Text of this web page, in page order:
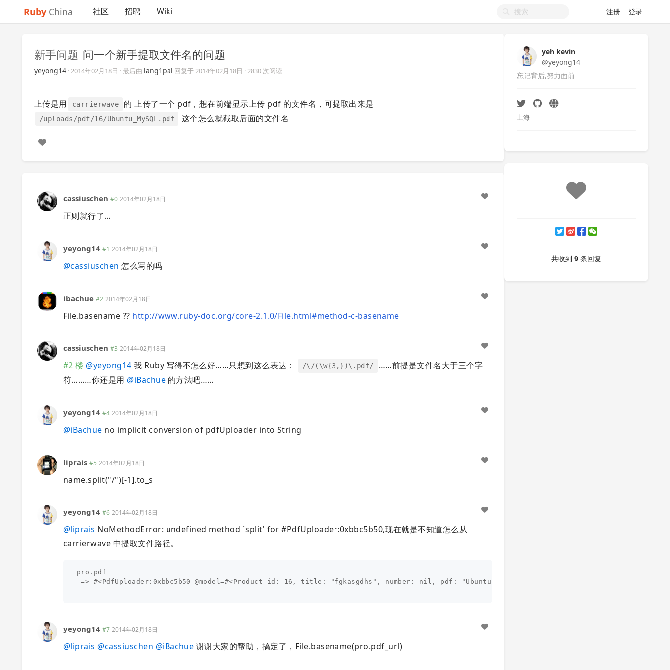
Ruby China 社区 招聘 Wiki 注册 登录
新手问题 问一个新手提取文件名的问题
yeyong14 ·2014年02月18日 · 最后由 lang1pal 回复于2014年02月18日 · 2830 次阅读
上传是用 carrierwave 的 上传了一个 pdf，想在前端显示上传 pdf 的文件名，可提取出来是
/uploads/pdf/16/Ubuntu_MySQL.pdf 这个怎么就截取后面的文件名
cassiuschen #0 2014年02月18日
正则就行了…
yeyong14 #1 2014年02月18日
@cassiuschen 怎么写的吗
ibachue #2 2014年02月18日
File.basename ?? http://www.ruby-doc.org/core-2.1.0/File.html#method-c-basename
cassiuschen #3 2014年02月18日
#2 楼 @yeyong14 我 Ruby 写得不怎么好……只想到这么表达： /\/(\w{3,})\.pdf/
……前提是文件名大于三个字
符………你还是用@iBachue 的方法吧……
yeyong14 #4 2014年02月18日
@iBachue no implicit conversion of pdfUploader into String
liprais #5 2014年02月18日
name.split("/")[-1].to_s
yeyong14 #6 2014年02月18日
@liprais NoMethodError: undefined method `split' for #PdfUploader:0xbbc5b50,现在就是不知道怎么从
carrierwave 中提取文件路径。
pro.pdf
=> #<PdfUploader:0xbbc5b50 @model=#<Product id: 16, title: "fgkasgdhs", number: nil, pdf: "Ubuntu_MySQL.pdf", video: nil, color: nil,
yeyong14 #7 2014年02月18日
@liprais @cassiuschen @iBachue 谢谢大家的帮助，搞定了，File.basename(pro.pdf_url)
yeh kevin
@yeyong14
忘记背后,努力面前
上海
共收到 9 条回复